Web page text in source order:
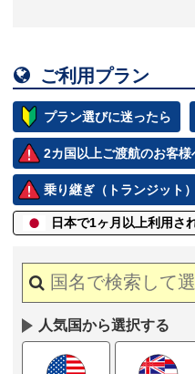
 ご利用プラン
プラン選びに迷ったら
2カ国以上ご渡航のお客様
乗り継ぎ（トランジット
日本で1ヶ月以上利用さ
人気国から選択する